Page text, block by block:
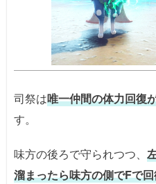
司祭は唯一仲間の体力回復
す。
味方の後ろで守られつつ、
溜まったら味方の側でFで